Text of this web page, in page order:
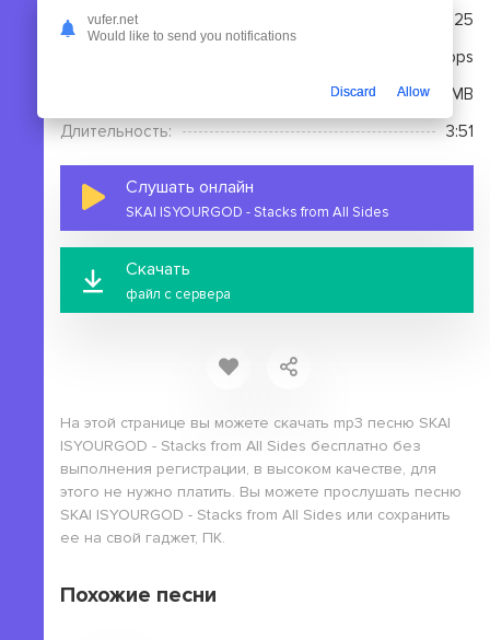
Дата релиза:
21.07.2025
320 kbps
8.89 MB
Длительность:
3:51
Слушать онлайн
SKAI ISYOURGOD - Stacks from All Sides
Скачать
файл с сервера
На этой странице вы можете скачать mp3 песню SKAI
ISYOURGOD - Stacks from All Sides бесплатно без
выполнения регистрации, в высоком качестве, для
этого не нужно платить. Вы можете прослушать песню
SKAI ISYOURGOD - Stacks from All Sides или сохранить
ее на свой гаджет, ПК.
Похожие песни
vufer.net
Would like to send you notifications
Discard Allow